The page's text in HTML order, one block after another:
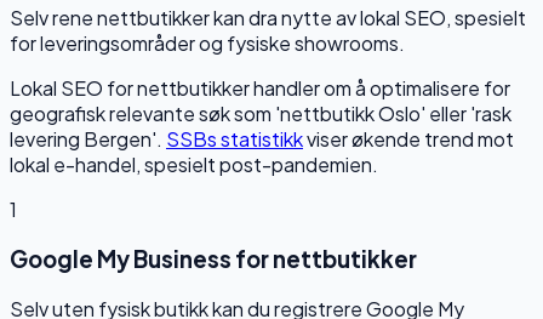
Selv rene nettbutikker kan dra nytte av lokal SEO, spesielt
for leveringsområder og fysiske showrooms.
Lokal SEO for nettbutikker handler om å optimalisere for
geografisk relevante søk som 'nettbutikk Oslo' eller 'rask
levering Bergen'. SSBs statistikkviser økende trend mot
lokal e-handel, spesielt post-pandemien.
1
Google My Business for nettbutikker
Selv uten fysisk butikk kan du registrere Google My